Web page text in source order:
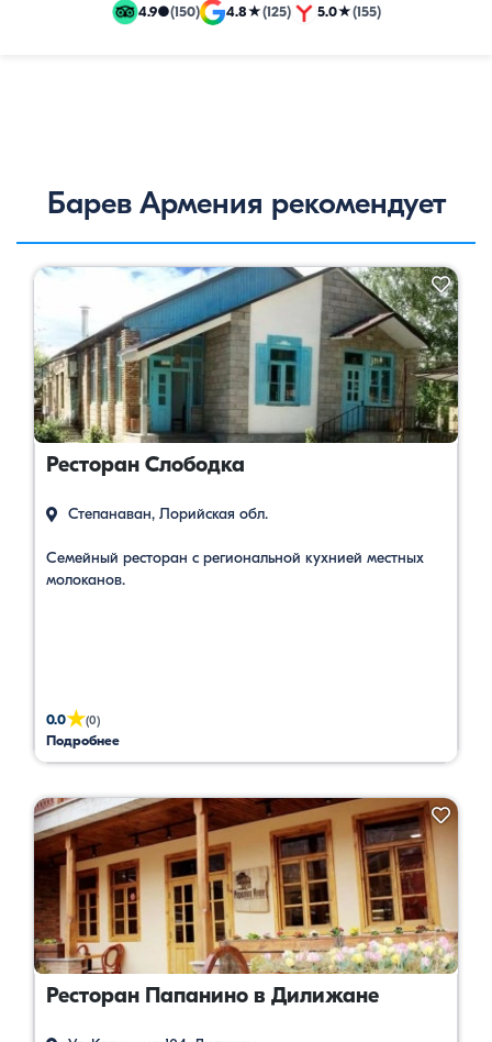
эксклюзивные
4.9●(150) 4.8★(125) 5.0★(155)
Барев Армения рекомендует
Ресторан Слободка
Степанаван, Лорийская обл.
Семейный ресторан с региональной кухнией местных
молоканов.
0.0★(0)
Подробнее
Ресторан Папанино в Дилижане